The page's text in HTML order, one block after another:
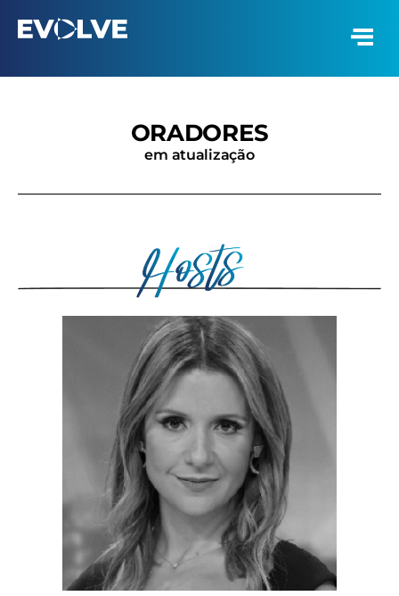
ORADORES
em atualização